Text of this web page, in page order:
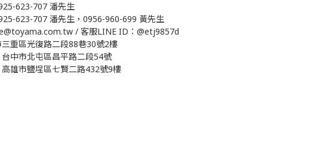
623-707 潘先生
623-707 潘先生，0956-960-699 黃先生
/ 客服LINE ID：@etj9857d
重區光復路二段88巷30號2樓
中市北屯區昌平路二段54號
雄市鹽埕區七賢二路432號9樓